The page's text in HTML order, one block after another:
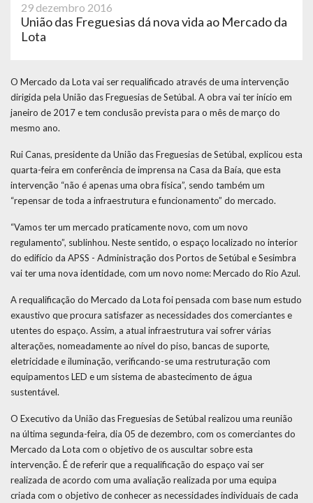
29 dezembro 2016
União das Freguesias dá nova vida ao Mercado da
Lota
O Mercado da Lota vai ser requalificado através de uma intervenção
dirigida pela União das Freguesias de Setúbal. A obra vai ter início em
janeiro de 2017 e tem conclusão prevista para o mês de março do
mesmo ano.
Rui Canas, presidente da União das Freguesias de Setúbal, explicou esta
quarta-feira em conferência de imprensa na Casa da Baía, que esta
intervenção “não é apenas uma obra física”, sendo também um
“repensar de toda a infraestrutura e funcionamento” do mercado.
“Vamos ter um mercado praticamente novo, com um novo
regulamento”, sublinhou. Neste sentido, o espaço localizado no interior
do edifício da APSS - Administração dos Portos de Setúbal e Sesimbra
vai ter uma nova identidade, com um novo nome: Mercado do Rio Azul.
A requalificação do Mercado da Lota foi pensada com base num estudo
exaustivo que procura satisfazer as necessidades dos comerciantes e
utentes do espaço. Assim, a atual infraestrutura vai sofrer várias
alterações, nomeadamente ao nível do piso, bancas de suporte,
eletricidade e iluminação, verificando-se uma restruturação com
equipamentos LED e um sistema de abastecimento de água
sustentável.
O Executivo da União das Freguesias de Setúbal realizou uma reunião
na última segunda-feira, dia 05 de dezembro, com os comerciantes do
Mercado da Lota com o objetivo de os auscultar sobre esta
intervenção. É de referir que a requalificação do espaço vai ser
realizada de acordo com uma avaliação realizada por uma equipa
criada com o objetivo de conhecer as necessidades individuais de cada